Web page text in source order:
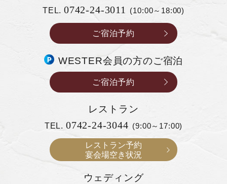
TEL. 0742-24-3011 (10:00～18:00)
ご宿泊予約
WESTER会員の方のご宿泊
ご宿泊予約
レストラン
TEL. 0742-24-3044 (9:00～17:00)
レストラン予約
宴会場空き状況
ウェディング